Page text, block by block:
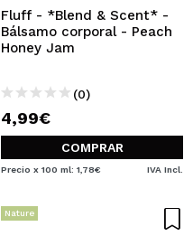
Fluff - *Blend & Scent* -
Bálsamo corporal - Peach
Honey Jam
(0)
4,99€
COMPRAR
Precio x 100 ml: 1,78€ IVA Incl.
Nature